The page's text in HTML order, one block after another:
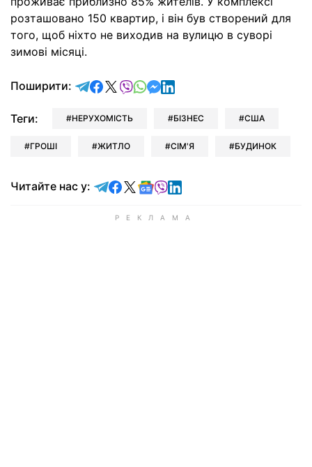
розташовано 150 квартир, і він був створений для
того, щоб ніхто не виходив на вулицю в суворі
зимові місяці.
Поширити: відправити у Telegram
поділитись у Facebook
поділитись у X
відправити у Viber
відправити у Whatsapp
відправити у Messenger
відправити у LinkedIn
Теги: НЕРУХОМІСТЬ БІЗНЕС США
ГРОШІ ЖИТЛО СІМ'Я БУДИНОК
Читайте нас у: Читайте у Telegram
Читайте у Facebook
Читайте у X
Читайте у Google news
Читайте у Viber
Читайте у LinkedIn